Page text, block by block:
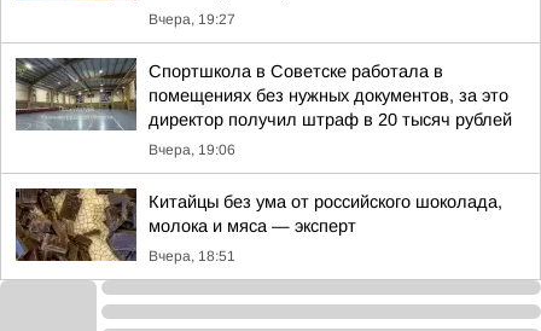
Вчера, 19:27
Спортшкола в Советске работала в
помещениях без нужных документов, за это
директор получил штраф в 20 тысяч рублей
Вчера, 19:06
Китайцы без ума от российского шоколада,
молока и мяса — эксперт
Вчера, 18:51